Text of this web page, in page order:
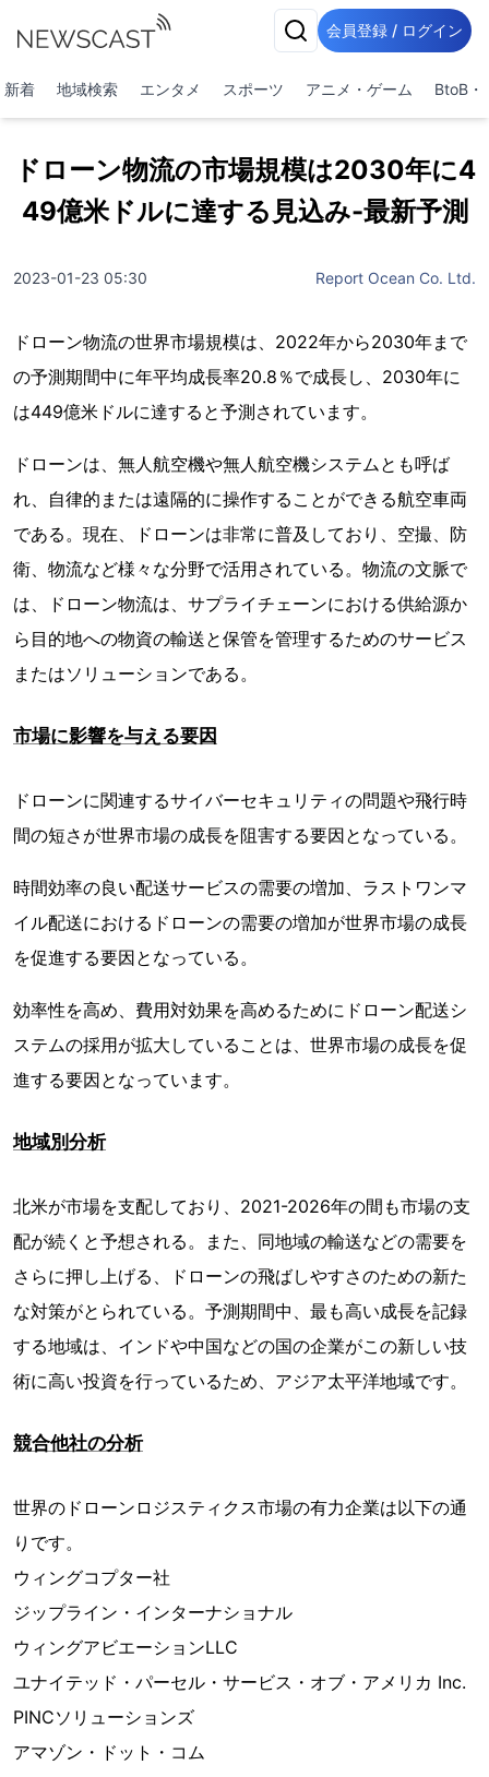
会員登録 / ログイン
新着 地域検索 エンタメ スポーツ アニメ・ゲーム BtoB・
ドローン物流の市場規模は2030年に4
49億米ドルに達する見込み-最新予測
2023-01-23 05:30 Report Ocean Co. Ltd.
ドローン物流の世界市場規模は、2022年から2030年まで
の予測期間中に年平均成長率20.8％で成長し、2030年に
は449億米ドルに達すると予測されています。
ドローンは、無人航空機や無人航空機システムとも呼ば
れ、自律的または遠隔的に操作することができる航空車両
である。現在、ドローンは非常に普及しており、空撮、防
衛、物流など様々な分野で活用されている。物流の文脈で
は、ドローン物流は、サプライチェーンにおける供給源か
ら目的地への物資の輸送と保管を管理するためのサービス
またはソリューションである。
市場に影響を与える要因
ドローンに関連するサイバーセキュリティの問題や飛行時
間の短さが世界市場の成長を阻害する要因となっている。
時間効率の良い配送サービスの需要の増加、ラストワンマ
イル配送におけるドローンの需要の増加が世界市場の成長
を促進する要因となっている。
効率性を高め、費用対効果を高めるためにドローン配送シ
ステムの採用が拡大していることは、世界市場の成長を促
進する要因となっています。
地域別分析
北米が市場を支配しており、2021-2026年の間も市場の支
配が続くと予想される。また、同地域の輸送などの需要を
さらに押し上げる、ドローンの飛ばしやすさのための新た
な対策がとられている。予測期間中、最も高い成長を記録
する地域は、インドや中国などの国の企業がこの新しい技
術に高い投資を行っているため、アジア太平洋地域です。
競合他社の分析
世界のドローンロジスティクス市場の有力企業は以下の通
りです。
ウィングコプター社
ジップライン・インターナショナル
ウィングアビエーションLLC
ユナイテッド・パーセル・サービス・オブ・アメリカ Inc.
PINCソリューションズ
アマゾン・ドット・コム